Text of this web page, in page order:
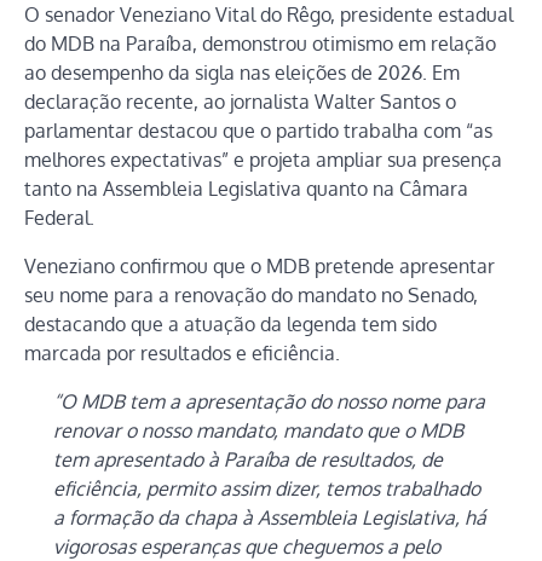
O senador Veneziano Vital do Rêgo, presidente estadual
do MDB na Paraíba, demonstrou otimismo em relação
ao desempenho da sigla nas eleições de 2026. Em
declaração recente, ao jornalista Walter Santos o
parlamentar destacou que o partido trabalha com “as
melhores expectativas” e projeta ampliar sua presença
tanto na Assembleia Legislativa quanto na Câmara
Federal.
Veneziano confirmou que o MDB pretende apresentar
seu nome para a renovação do mandato no Senado,
destacando que a atuação da legenda tem sido
marcada por resultados e eficiência.
“O MDB tem a apresentação do nosso nome para
renovar o nosso mandato, mandato que o MDB
tem apresentado à Paraíba de resultados, de
eficiência, permito assim dizer, temos trabalhado
a formação da chapa à Assembleia Legislativa, há
vigorosas esperanças que cheguemos a pelo